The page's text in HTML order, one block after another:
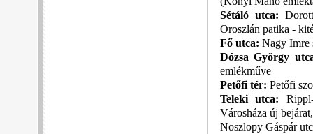
Sétáló utca:
Oroszlán patika -
Fő utca: Nagy Imre
Dózsa György
emlékműve
Petőfi tér: Petőfi
Teleki utca:
Városháza új bejárat,
Noszlopy Gáspár